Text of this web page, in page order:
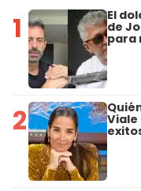
1 El
de
para
2 Viale